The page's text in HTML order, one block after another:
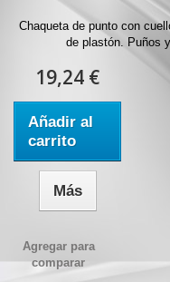
Chaqueta de punto con
de plastón. Puños
19,24 €
Añadir al
carrito
Más
Agregar para
comparar